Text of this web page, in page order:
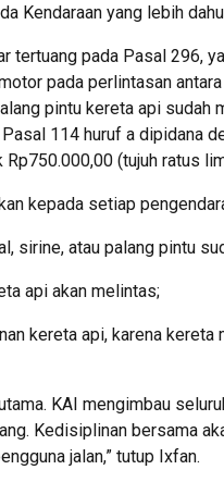
Kendaraan yang lebih
tertuang pada Pasal 296,
pada perlintasan
pintu kereta api sudah
114 huruf a dipidana
(tujuh ratus
kepada setiap
sirine, atau palang pintu
api akan melintas;
kereta api, karena
KAI mengimbau
Kedisiplinan bersama
jalan,” tutup Ixfan.